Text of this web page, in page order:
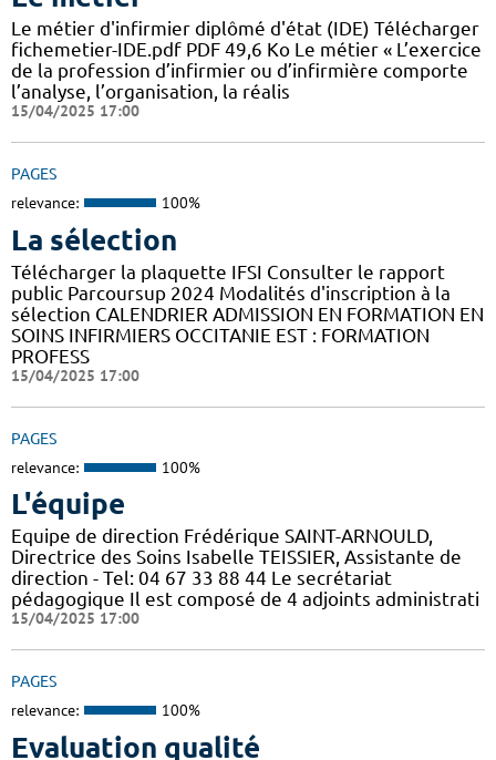
Le métier d'infirmier diplômé d'état (IDE) Télécharger
fichemetier-IDE.pdf PDF 49,6 Ko Le métier « L’exercice
de la profession d’infirmier ou d’infirmière comporte
l’analyse, l’organisation, la réalis
15/04/2025 17:00
PAGES
relevance: 100%
La sélection
Télécharger la plaquette IFSI Consulter le rapport
public Parcoursup 2024 Modalités d'inscription à la
sélection CALENDRIER ADMISSION EN FORMATION EN
SOINS INFIRMIERS OCCITANIE EST : FORMATION
PROFESS
15/04/2025 17:00
PAGES
relevance: 100%
L'équipe
Equipe de direction Frédérique SAINT-ARNOULD,
Directrice des Soins Isabelle TEISSIER, Assistante de
direction - Tel: 04 67 33 88 44 Le secrétariat
pédagogique Il est composé de 4 adjoints administrati
15/04/2025 17:00
PAGES
relevance: 100%
Evaluation qualité